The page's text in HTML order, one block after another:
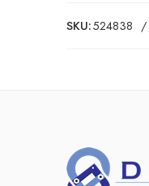
SKU:524838